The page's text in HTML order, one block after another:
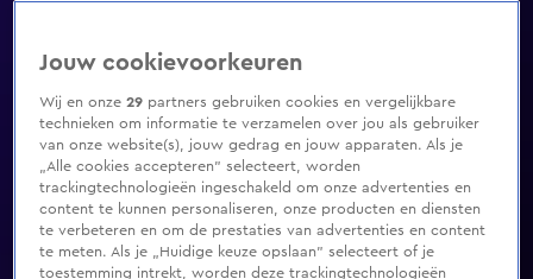
Jouw cookievoorkeuren
Wij en onze29 partners gebruiken cookies en vergelijkbare
technieken om informatie te verzamelen over jou als gebruiker
van onze website(s), jouw gedrag en jouw apparaten. Als je
„Alle cookies accepteren” selecteert, worden
trackingtechnologieën ingeschakeld om onze advertenties en
content te kunnen personaliseren, onze producten en diensten
te verbeteren en om de prestaties van advertenties en content
te meten. Als je „Huidige keuze opslaan” selecteert of je
toestemming intrekt, worden deze trackingtechnologieën